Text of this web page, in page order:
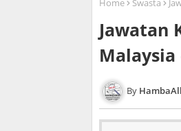
Home Swasta
Jawatan
Malaysia